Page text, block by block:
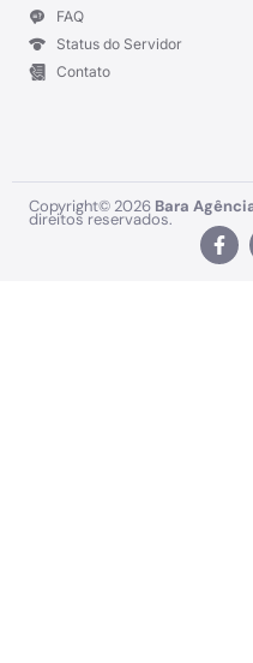
FAQ
Status do Servidor
Contato
Copyright© 2026 Bara
direitos reservados.